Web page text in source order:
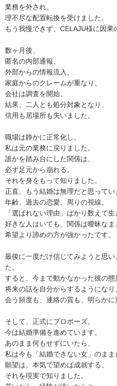
業務を外され、
理不尽な配置転換を受けました。
もう我慢できず、CELAJU様に因果
数ヶ月後、
匿名の内部通報、
外部からの情報流入、
家庭からのクレームが重なり、
会社は調査を開始。
結果、二人とも処分対象となり、
信用も居場所も失いました。
職場は静かに正常化し、
私は元の業務に戻りました。
誰かを踏み台にした関係は、
必ず足元から崩れる。
それを身をもって知りました。
正直、もう結婚は無理だと思ってい
年齢、過去の恋愛、周りの視線。
「選ばれない理由」ばかり数えて生
好きな人はいても、関係は曖昧なま
希望より諦めの方が強かったです。
最後に一度だけ信じてみようと思
た。
すると、今まで動かなかった彼の態
将来の話を自分からするようになり
会う頻度も、連絡の質も、明らかに
そして、正式にプロポーズ。
今は結婚準備を進めています。
あのまま何もせずにいたら、
私は今も「結婚できない女」のまま
願望は、本気で望めば成就する。
それを現実で知りました。